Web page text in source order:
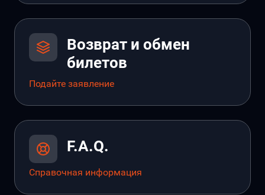
Возврат и обмен
билетов
Подайте заявление
F.A.Q.
Справочная информация